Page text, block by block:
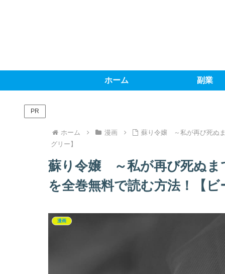
ホーム 副業
PR
ホーム 漫画
蘇り令嬢 ～私が再び死ぬ
グリー】
蘇り令嬢 ～私が再び死ぬま
を全巻無料で読む方法！【ビ
漫画